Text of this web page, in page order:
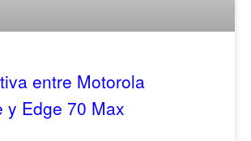
entre Motorola
y Edge 70 Max